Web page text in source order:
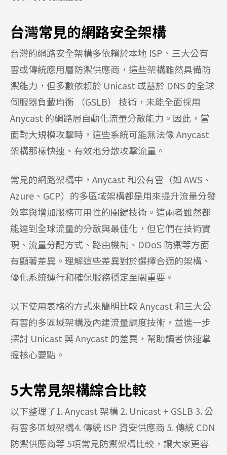
台灣常見的網路安全架構
台灣的網路安全架構多依賴於本地 ISP、三大公有
雲或傳統應用層防禦供應商，這些架構雖然具備防
禦能力，但多數依賴於 Unicast 或基於 DNS 的全球
伺服器負載均衡 （GSLB） 技術，未能全面採用
Anycast 的網路層自動化流量分散能力。因此，當
面對大規模攻擊時，這些系統可能無法像 Anycast
架構那樣快速、有效地分散攻擊流量。
常見的網路架構中，Anycast 和公有雲（如 AWS、
Azure、GCP）的多區域架構都是用來提升流量分發
效率與增加服務可用性的關鍵技術。這兩者雖然都
能達到全球流量的分散與最佳化，但它們在技術實
現、流量分配方式、路由機制、DDoS 防禦等方面
有顯著差異。理解這些差異對於選擇合適的架構、
優化系統運行和確保服務穩定至關重要。
以下使用表格的方式來簡明比較 Anycast 和三大公
有雲的多區域架構及內建流量調度技術，並進一步
探討 Unicast 與 Anycast 的差異，幫助讀者快速掌
握核心要點。
5大常見架構綜合比較
以下整理了1. Anycast 架構 2. Unicast + GSLB 3. 公
有雲多區域架構4. 傳統 ISP 資安供應商 5. 傳統 CDN
防禦供應商等 5項常見防禦架構比較，讓大家更容